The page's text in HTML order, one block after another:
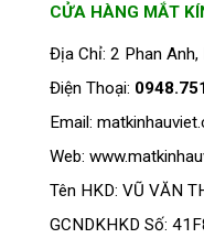
CỬA HÀNG MẮT
Địa Chỉ: 2 Phan Anh,
Điện Thoại:
Email:
Web:
Tên HKD: VŨ VĂN
GCNDKHKD Số: